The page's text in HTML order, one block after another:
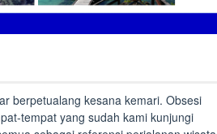
berpetualang kesana kemari. Obsesi
tempat yang sudah kami kunjungi